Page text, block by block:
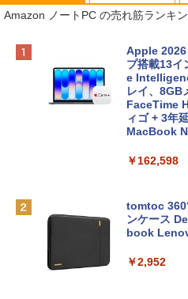
Amazon ノートPC の売れ筋ランキ
Apple
プ搭載13イ
e
レイ、8GB
FaceTime
ィゴ + 3年
MacBook
￥162,598
tomtoc
ンケース
book
￥2,952